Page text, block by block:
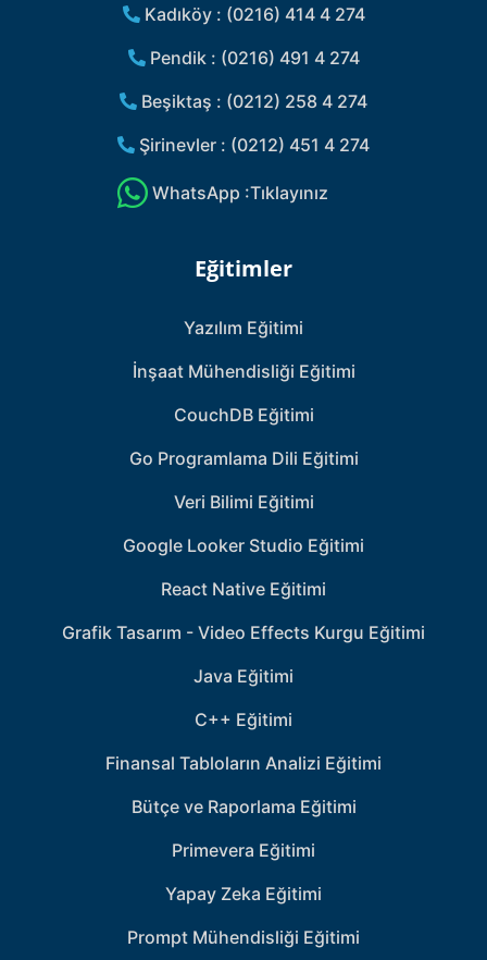
Kadıköy : (0216) 414 4 274
Pendik : (0216) 491 4 274
Beşiktaş : (0212) 258 4 274
Şirinevler : (0212) 451 4 274
WhatsApp :Tıklayınız
Eğitimler
Yazılım Eğitimi
İnşaat Mühendisliği Eğitimi
CouchDB Eğitimi
Go Programlama Dili Eğitimi
Veri Bilimi Eğitimi
Google Looker Studio Eğitimi
React Native Eğitimi
Grafik Tasarım - Video Effects Kurgu Eğitimi
Java Eğitimi
C++ Eğitimi
Finansal Tabloların Analizi Eğitimi
Bütçe ve Raporlama Eğitimi
Primevera Eğitimi
Yapay Zeka Eğitimi
Prompt Mühendisliği Eğitimi